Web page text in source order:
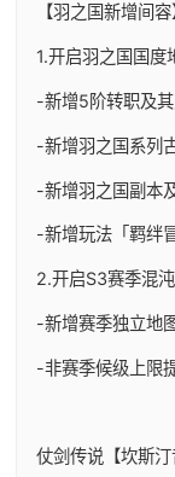
【羽之国新增间容
1.开启羽之国国度
-新增5阶转职及
-新增羽之国系列
-新增羽之国副本
-新增玩法「羁绊冒
2.开启S3赛季混
-新增赛季独立地
-非赛季候级上限
仗剑传说【坎斯